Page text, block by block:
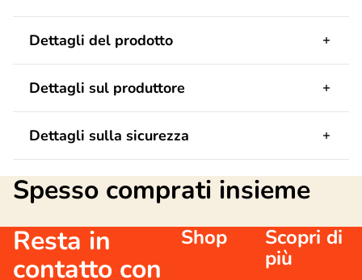
Dettagli del prodotto
Dettagli sul produttore
Dettagli sulla sicurezza
Spesso comprati insieme
Resta in
contatto con
Shop
Scopri di
più